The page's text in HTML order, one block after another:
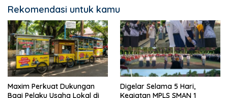
Rekomendasi untuk kamu
Maxim Perkuat Dukungan
Bagi Pelaku Usaha Lokal di
Digelar Selama 5 Hari,
Kegiatan MPLS SMAN 1